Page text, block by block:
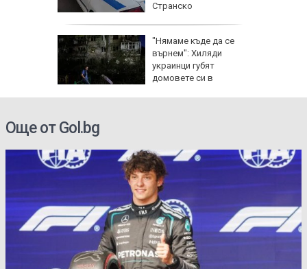
Странско
"Нямаме къде да се
върнем": Хиляди
украинци губят
домовете си в
Още от Gol.bg